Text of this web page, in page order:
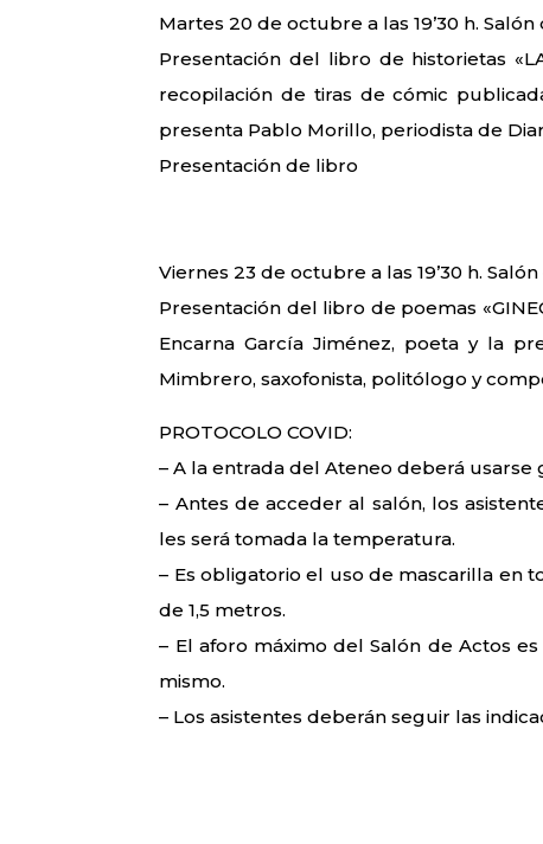
Martes 20 de octubre a las 19’30 h. Salón
Presentación del libro de historietas
recopilación de tiras de cómic
presenta Pablo Morillo, periodista de
Presentación de libro
Viernes 23 de octubre a las 19’30 h.
Presentación del libro de poemas
Encarna García Jiménez, poeta y la
Mimbrero, saxofonista, politólogo y
PROTOCOLO COVID:
– A la entrada del Ateneo deberá
– Antes de acceder al salón, los
les será tomada la temperatura.
– Es obligatorio el uso de mascarilla en
de 1,5 metros.
– El aforo máximo del Salón de Actos
mismo.
– Los asistentes deberán seguir las